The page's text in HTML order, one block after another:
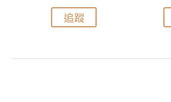
追蹤